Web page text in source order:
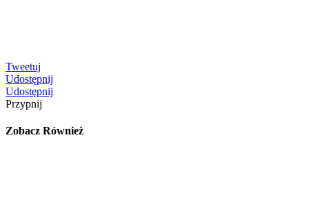
Tweetuj
Udostępnij
Udostępnij
Przypnij
Zobacz Również